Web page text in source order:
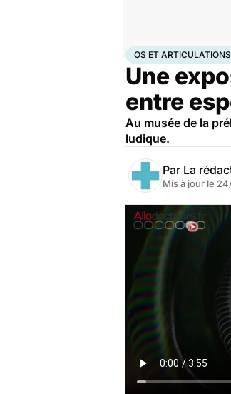
AccueilSantéMaladiesOs
OS ET ARTICULATIONS
Une
entre
Au musée de la
ludique.
Par La
Mis à jour le